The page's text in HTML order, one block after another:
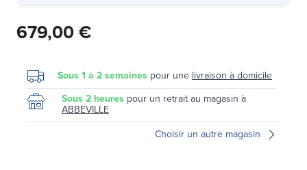
679,00 €
Sous 1 à 2 semaines pour une livraison à domicile
Sous 2 heures pour un retrait au magasin à
ABBEVILLE
Choisir un autre magasin